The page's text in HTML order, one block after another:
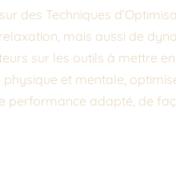
des Techniques
mais aussi de
sur les outils à mettre
et mentale,
performance adapté, de